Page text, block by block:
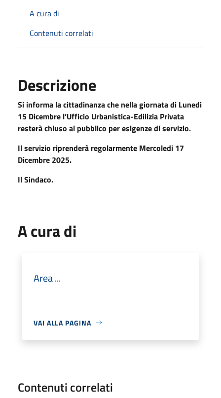
A cura di
Contenuti correlati
Descrizione
Si informa la cittadinanza che nella giornata di Lunedi
15 Dicembre l’Ufficio Urbanistica-Edilizia Privata
resterà chiuso al pubblico per esigenze di servizio.
Il servizio riprenderà regolarmente Mercoledi 17
Dicembre 2025.
Il Sindaco.
A cura di
Area ...
VAI ALLA PAGINA
Contenuti correlati